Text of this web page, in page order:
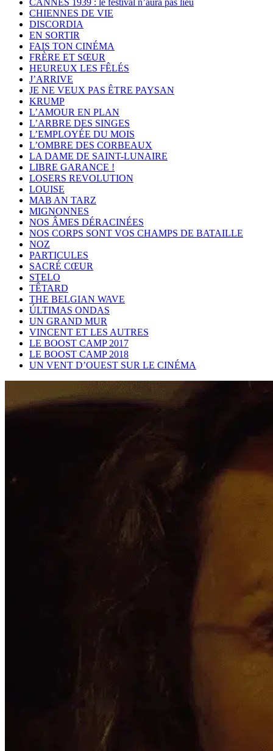
CANNES 1939 : le festival n’aura pas lieu
CHIENNES DE VIE
DISCORDIA
EN SORTIR
FAIS TON CINÉMA
FRÈRE ET SŒUR
HEUREUX LES FÊLÉS
J’ARRIVE
JE NE VEUX PAS ÊTRE PAYSAN
KRUMP
L’AMOUR EN PLAN
L’ARBRE DES SINGES
L’EMPLOYÉE DU MOIS
L’OMBRE DES CORBEAUX
LA DAME DE SAINT-LUNAIRE
LIBRE GARANCE !
LOSERS REVOLUTION
LOUISE
MAB AN TARZ
MIGNONNES
NOS ÂMES DÉRACINÉES
NOS CORPS SONT VOS CHAMPS DE BATAILLE
NOZ
PARTICULES
SACRÉ CŒUR
STELO
TÊTARD
THE BELGIAN WAVE
ÚLTIMAS ONDAS
UN GRAND MUR
VINCENT ET LES AUTRES
LE BOOST CAMP 2017
LE BOOST CAMP 2018
UN VENT D’OUEST SUR LE CINÉMA